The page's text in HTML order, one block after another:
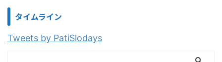
タイムライン
Tweets by PatiSlodays